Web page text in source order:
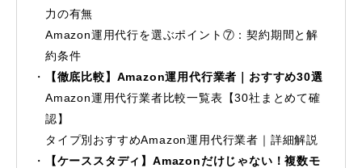
力の有無
Amazon運用代行を選ぶポイント⑦：契約期間と解
約条件
【徹底比較】Amazon運用代行業者｜おすすめ30選
Amazon運用代行業者比較一覧表【30社まとめて確
認】
タイプ別おすすめAmazon運用代行業者｜詳細解説
【ケーススタディ】Amazonだけじゃない！複数モ